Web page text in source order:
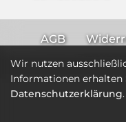
AGB
Wir nutzen
Informationen erhalten
Datenschutzerklärung.